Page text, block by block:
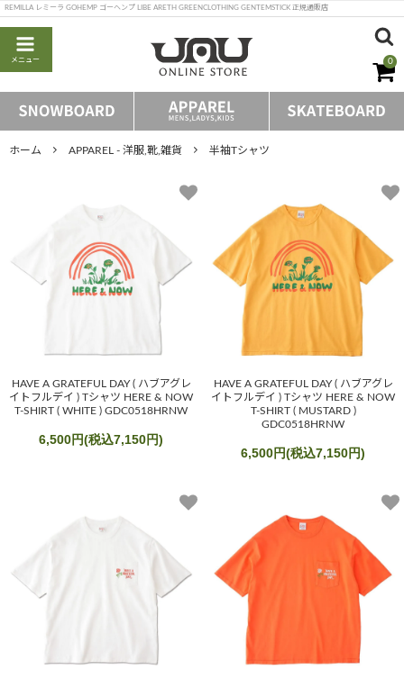
REMILLA レミーラ GOHEMP ゴーヘンプ LIBE ARETH GREENCLOTHING GENTEMSTICK 正規通販店
メニュー 0
ホーム APPAREL - 洋服,靴,雑貨 半袖Tシャツ
HAVE A GRATEFUL DAY ( ハブアグレ
イトフルデイ ) Tシャツ HERE & NOW
T-SHIRT ( WHITE ) GDC0518HRNW
6,500円(税込7,150円)
HAVE A GRATEFUL DAY ( ハブアグレ
イトフルデイ ) Tシャツ HERE & NOW
T-SHIRT ( MUSTARD )
GDC0518HRNW
6,500円(税込7,150円)